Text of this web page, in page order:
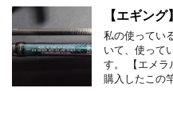
【エギン
私の使ってい
いて、使って
す。 【エメラ
購入したこの